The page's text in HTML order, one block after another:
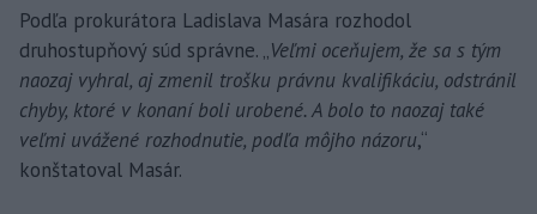
Podľa prokurátora Ladislava Masára rozhodol
druhostupňový súd správne. „Veľmi oceňujem, že sa s tým
naozaj vyhral, aj zmenil trošku právnu kvalifikáciu, odstránil
chyby, ktoré v konaní boli urobené. A bolo to naozaj také
veľmi uvážené rozhodnutie, podľa môjho názoru,“
konštatoval Masár.